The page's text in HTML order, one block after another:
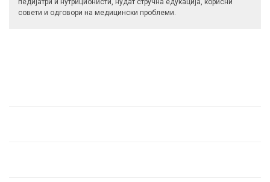
совети и одговори на медицински проблеми.